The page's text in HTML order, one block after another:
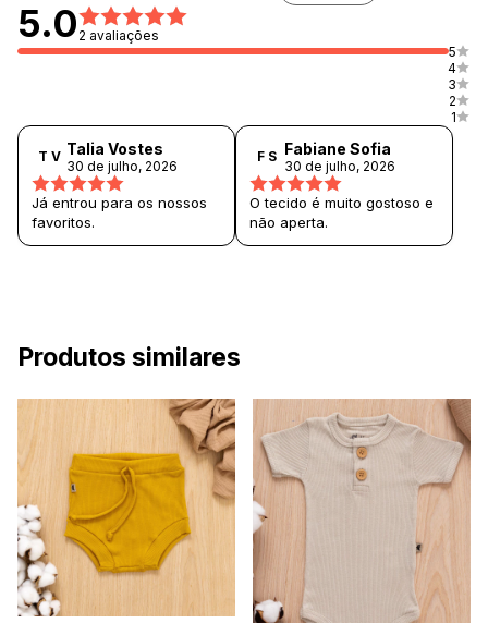
5.0 2 avaliações
5
4
3
2
1
T V Talia Vostes
30 de julho, 2026
Já entrou para os nossos
favoritos.
F S Fabiane Sofia
30 de julho, 2026
O tecido é muito gostoso e
não aperta.
Produtos similares